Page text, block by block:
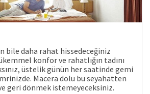
bile daha rahat hissedeceğiniz
konfor ve rahatlığın tadını
üstelik günün her saatinde gemi
Macera dolu bu seyahatten
geri dönmek istemeyeceksiniz.